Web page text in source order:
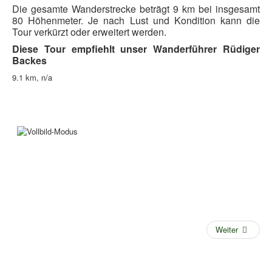
Die gesamte Wanderstrecke beträgt 9 km bei insgesamt
80 Höhenmeter. Je nach Lust und Kondition kann die
Tour verkürzt oder erweitert werden.
Diese Tour empfiehlt unser Wanderführer Rüdiger
Backes
9.1 km, n/a
Weiter